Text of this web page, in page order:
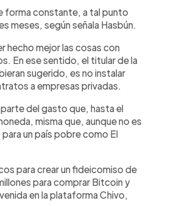
forma constante, a tal punto
meses, según señala Hasbún.
hecho mejor las cosas con
En ese sentido, el titular de la
sugerido, es no instalar
a empresas privadas.
del gasto que, hasta el
misma que, aunque no es
un país pobre como El
para crear un fideicomiso de
para comprar Bitcoin y
en la plataforma Chivo,